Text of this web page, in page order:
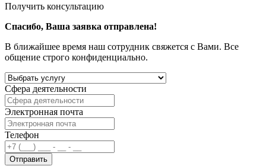
Получить консультацию
Спасибо, Ваша заявка отправлена!
В ближайшее время наш сотрудник свяжется с Вами. Все
общение строго конфиденциально.
Сфера деятельности
Электронная почта
Телефон
Отправить